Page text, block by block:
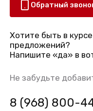
Обратный
Хотите быть в
предложений?
Напишите «да» в
Не забудьте
8 (968) 800-